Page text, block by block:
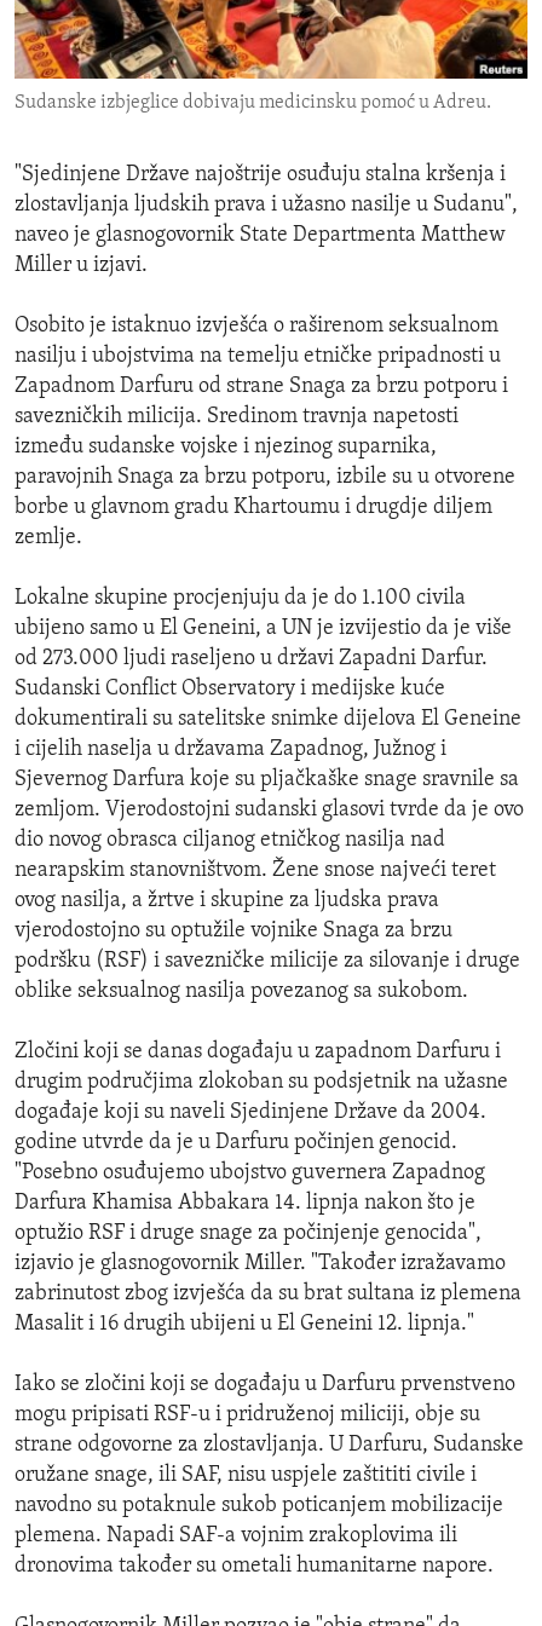
ENVIRONMENT AND HEALTH
IDEALS AND INSTITUTIONS
Sudanske izbjeglice dobivaju medicinsku pomoć u Adreu.
"Sjedinjene Države najoštrije osuđuju stalna kršenja i
zlostavljanja ljudskih prava i užasno nasilje u Sudanu",
naveo je glasnogovornik State Departmenta Matthew
Miller u izjavi.
Osobito je istaknuo izvješća o raširenom seksualnom
nasilju i ubojstvima na temelju etničke pripadnosti u
Zapadnom Darfuru od strane Snaga za brzu potporu i
savezničkih milicija. Sredinom travnja napetosti
između sudanske vojske i njezinog suparnika,
paravojnih Snaga za brzu potporu, izbile su u otvorene
borbe u glavnom gradu Khartoumu i drugdje diljem
zemlje.
Lokalne skupine procjenjuju da je do 1.100 civila
ubijeno samo u El Geneini, a UN je izvijestio da je više
od 273.000 ljudi raseljeno u državi Zapadni Darfur.
Sudanski Conflict Observatory i medijske kuće
dokumentirali su satelitske snimke dijelova El Geneine
i cijelih naselja u državama Zapadnog, Južnog i
Sjevernog Darfura koje su pljačkaške snage sravnile sa
zemljom. Vjerodostojni sudanski glasovi tvrde da je ovo
dio novog obrasca ciljanog etničkog nasilja nad
nearapskim stanovništvom. Žene snose najveći teret
ovog nasilja, a žrtve i skupine za ljudska prava
vjerodostojno su optužile vojnike Snaga za brzu
podršku (RSF) i savezničke milicije za silovanje i druge
oblike seksualnog nasilja povezanog sa sukobom.
Zločini koji se danas događaju u zapadnom Darfuru i
drugim područjima zlokoban su podsjetnik na užasne
događaje koji su naveli Sjedinjene Države da 2004.
godine utvrde da je u Darfuru počinjen genocid.
"Posebno osuđujemo ubojstvo guvernera Zapadnog
Darfura Khamisa Abbakara 14. lipnja nakon što je
optužio RSF i druge snage za počinjenje genocida",
izjavio je glasnogovornik Miller. "Također izražavamo
zabrinutost zbog izvješća da su brat sultana iz plemena
Masalit i 16 drugih ubijeni u El Geneini 12. lipnja."
Iako se zločini koji se događaju u Darfuru prvenstveno
mogu pripisati RSF-u i pridruženoj miliciji, obje su
strane odgovorne za zlostavljanja. U Darfuru, Sudanske
oružane snage, ili SAF, nisu uspjele zaštititi civile i
navodno su potaknule sukob poticanjem mobilizacije
plemena. Napadi SAF-a vojnim zrakoplovima ili
dronovima također su ometali humanitarne napore.